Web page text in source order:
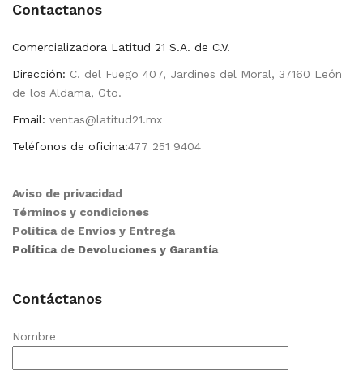
Contactanos
Comercializadora Latitud 21 S.A. de C.V.
Dirección: C. del Fuego 407, Jardines del Moral, 37160 León
de los Aldama, Gto.
Email: ventas@latitud21.mx
Teléfonos de oficina:477 251 9404
Aviso de privacidad
Términos y condiciones
Política de Envíos y Entrega
Política de Devoluciones y Garantía
Contáctanos
Nombre